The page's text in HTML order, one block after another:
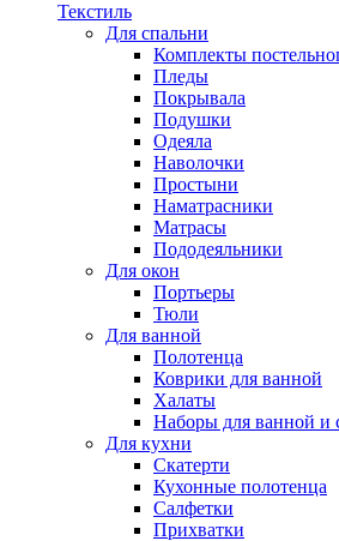
Текстиль
Для спальни
Комплекты
Пледы
Покрывала
Подушки
Одеяла
Наволочки
Простыни
Наматрасники
Матрасы
Пододеяльники
Для окон
Портьеры
Тюли
Для ванной
Полотенца
Коврики для ванной
Халаты
Наборы для ванной и
Для кухни
Скатерти
Кухонные полотенца
Салфетки
Прихватки